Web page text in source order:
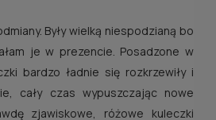
Były wielką niespodzianą bo
je w prezencie. Posadzone w
bardzo ładnie się rozkrzewiły i
cały czas wypuszczając nowe
zjawiskowe, różowe kuleczki